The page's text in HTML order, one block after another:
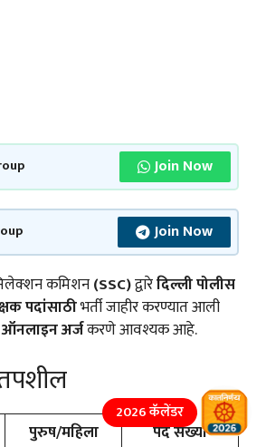
Join Now
Join Now
कमिशन(SSC)द्वारेदिल्ली पोलीस
पदांसाठीभर्ती जाहीर करण्यात आली
ऑनलाइन अर्जकरणे आवश्यक आहे.
पुरुष/महिला
पद संख्या
2026 कॅलेंडर